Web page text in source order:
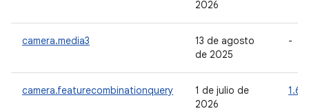
2026
camera.media3
13 de agosto
de 2025
-
camera.featurecombinationquery
1 de julio de
2026
1.6.1